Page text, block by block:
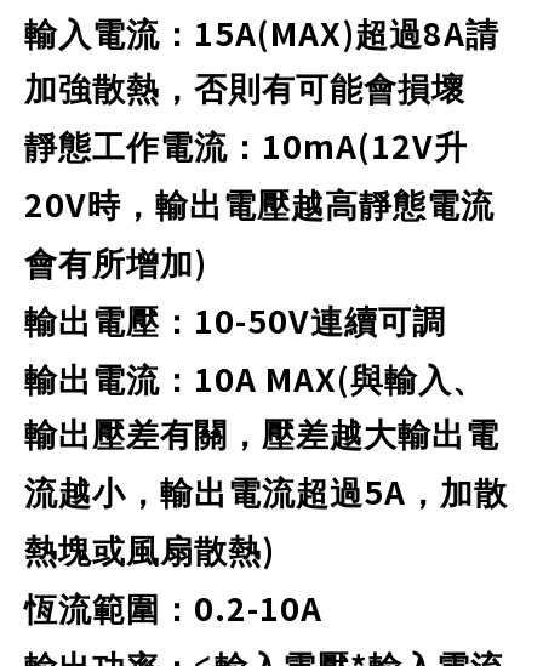
輸入電流： 15A(MAX)超過8A請
加強散熱，否則有可能會損壞
靜態工作電流： 10mA(12V升
20V時，輸出電壓越高靜態電流
會有所增加)
輸出電壓： 10-50V連續可調
輸出電流： 10A MAX(與輸入、
輸出壓差有關，壓差越大輸出電
流越小，輸出電流超過5A ，加散
熱塊或風扇散熱)
恆流範圍： 0.2-10A